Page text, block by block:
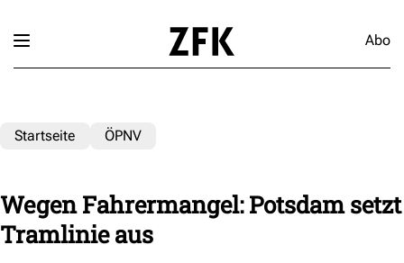
Abo
Startseite ÖPNV
Wegen Fahrermangel: Potsdam setzt
Tramlinie aus